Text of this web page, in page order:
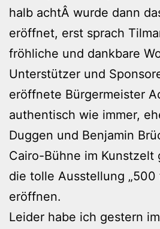
halb achtÂ wurde dann
eröffnet, erst sprach
fröhliche und dankbare
Unterstützer und
eröffnete Bürgermeister
authentisch wie immer,
Duggen und Benjamin
Cairo-Bühne im Kunstzelt
die tolle Ausstellung „500
eröffnen.
Leider habe ich gestern